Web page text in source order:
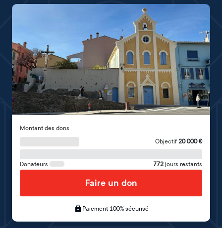
Montant des dons
Objectif 20 000€
Donateurs 772 jours restants
Faire un don
Paiement 100% sécurisé